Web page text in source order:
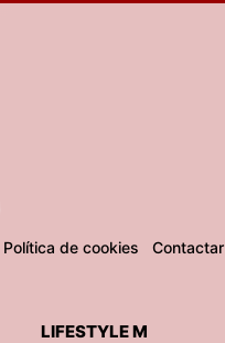
Política de cookies Contactar
LIFESTYLE M